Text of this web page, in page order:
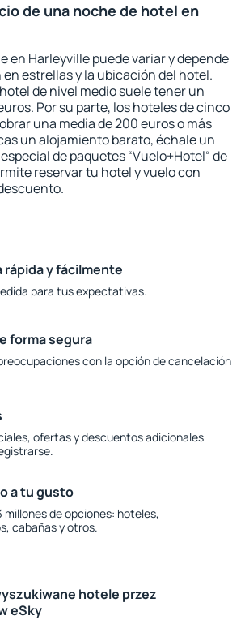
de una noche de hotel en
en Harleyville puede variar y depende
estrellas y la ubicación del hotel.
de nivel medio suele tener un
Por su parte, los hoteles de cinco
una media de 200 euros o más
un alojamiento barato, échale un
de paquetes “Vuelo+Hotel“ de
reservar tu hotel y vuelo con
rápida y fácilmente
para tus expectativas.
forma segura
con la opción de cancelación
ofertas y descuentos adicionales
a tu gusto
millones de opciones: hoteles,
cabañas y otros.
hotele przez
eSky